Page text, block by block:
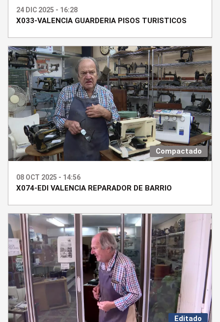
24 DIC 2025 - 16:28
X033-VALENCIA GUARDERIA PISOS TURISTICOS
Compactado
08 OCT 2025 - 14:56
X074-EDI VALENCIA REPARADOR DE BARRIO
Editado